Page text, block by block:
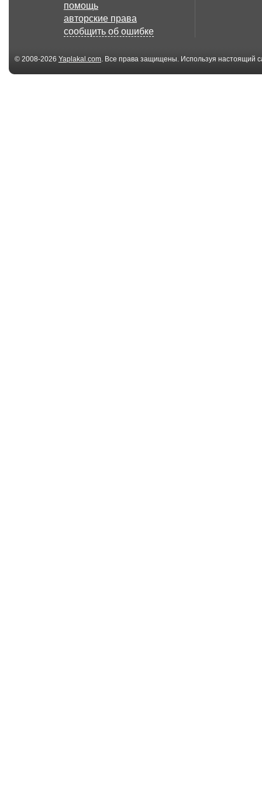
помощь
авторские права
сообщить об ошибке
© 2008-2026 Yaplakal.com. Все права защищены. Используя настоящий